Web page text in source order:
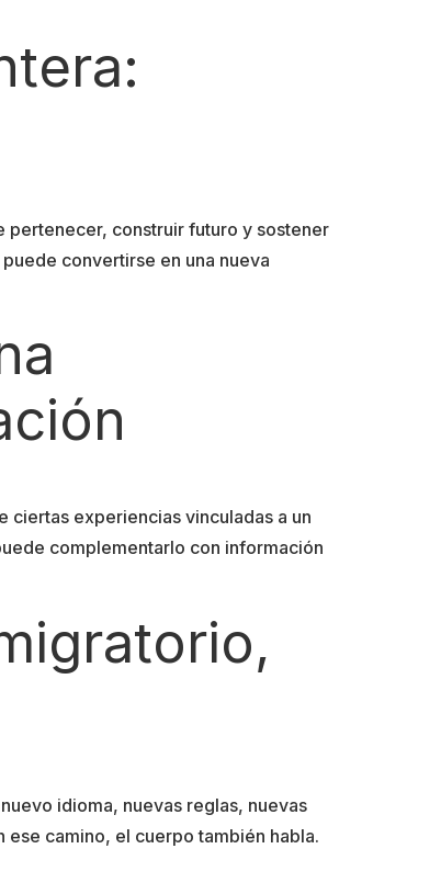
pertenecer, construir futuro y sostener
convertirse en una nueva
ciertas experiencias vinculadas a un
complementarlo con información
idioma, nuevas reglas, nuevas
camino, el cuerpo también habla.